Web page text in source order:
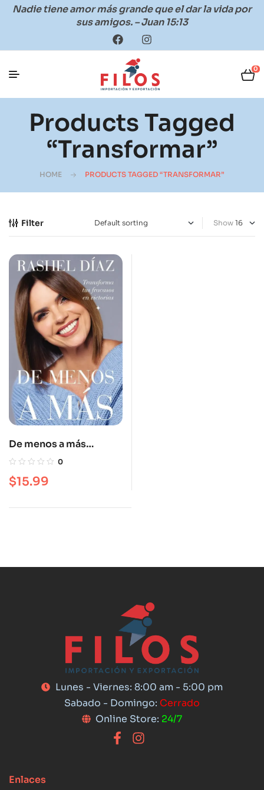
Nadie tiene amor más grande que el dar la vida por
sus amigos. – Juan 15:13
0
Products Tagged
“Transformar”
HOME PRODUCTS TAGGED “TRANSFORMAR”
Filter Show
De menos a más
(firmados por la autora)
0
$15.99
Lunes - Viernes: 8:00 am - 5:00 pm
Sabado - Domingo: Cerrado
Online Store: 24/7
Enlaces